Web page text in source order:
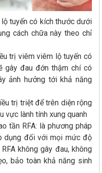
tuyến có kích thước dưới
cách chữa này theo chỉ
trị viêm viêm lộ tuyến có
gây đau đớn thậm chí có
ảnh hưởng tới khả năng
trị triệt để trên diện rộng
vực lành tính xung quanh
tần RFA: là phương pháp
dụng đối với mọi mức độ
không gây đau, không
bảo toàn khả năng sinh